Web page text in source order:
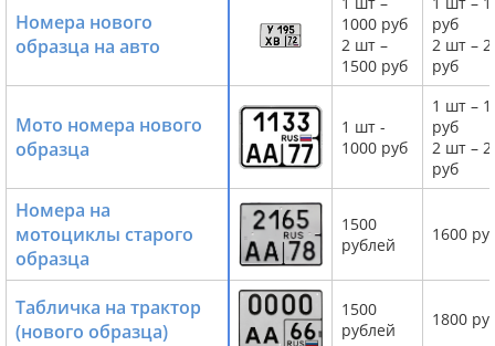
Номера нового
образца на авто
1000 руб
2 шт –
1500 руб
руб
2 шт –
руб
Мото номера нового
образца
1 шт -
1000 руб
1 шт –
руб
2 шт –
руб
Номера на
мотоциклы старого
образца
1500
рублей
1600
Табличка на трактор
(нового образца)
1500
рублей
1800